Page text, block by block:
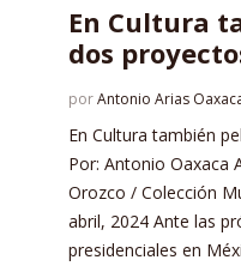
En Cultura
dos
porAntonio Arias
En Cultura también
Por: Antonio Oaxaca
Orozco / Colección
abril, 2024 Ante las
presidenciales en